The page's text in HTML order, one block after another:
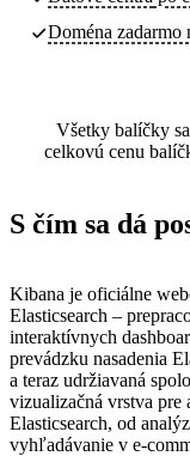
Doména zadarmo
Všetky balíčky
celkovú cenu
S čím sa dá
Kibana je oficiálne
Elasticsearch –
interaktívnych
prevádzku nasadenia
a teraz udržiavaná
vizualizačná vrstva
Elasticsearch, od
vyhľadávanie v e-